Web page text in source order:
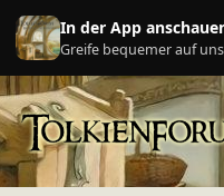
Zu Inhalt springen
In der App
Greife bequemer auf